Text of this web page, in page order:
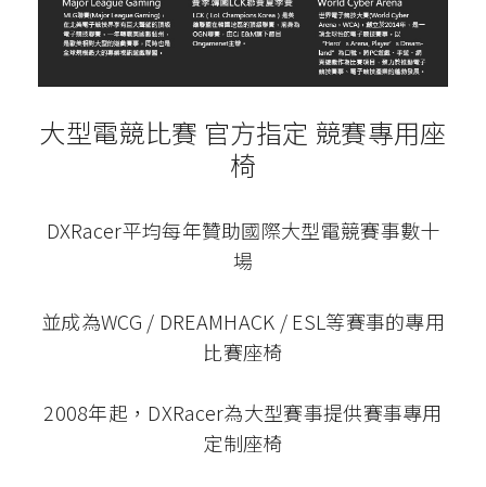
大型電競比賽 官方指定 競賽專用座
椅
DXRacer平均每年贊助國際大型電競賽事數十
場
並成為WCG / DREAMHACK / ESL等賽事的專用
比賽座椅
2008年起，DXRacer為大型賽事提供賽事專用
定制座椅